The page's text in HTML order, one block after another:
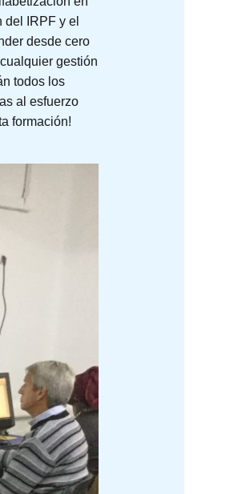
del IRPF y el
desde cero
gestión
todos los
al esfuerzo
formación!